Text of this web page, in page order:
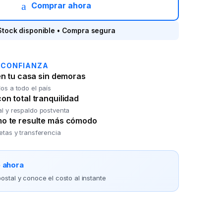
Comprar ahora
disponible • Compra segura
tu casa sin demoras
a todo el país
total tranquilidad
y respaldo postventa
te resulte más cómodo
y transferencia
ahora
y conoce el costo al instante